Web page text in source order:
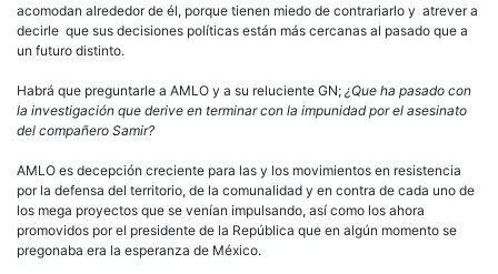
acomodan alrededor de él, porque tienen miedo de contrariarlo y atrever a
decirle que sus decisiones políticas están más cercanas al pasado que a
un futuro distinto.
Habrá que preguntarle a AMLO y a su reluciente GN; ¿Que ha pasado con
la investigación que derive en terminar con la impunidad por el asesinato
del compañero Samir?
AMLO es decepción creciente para las y los movimientos en resistencia
por la defensa del territorio, de la comunalidad y en contra de cada uno de
los mega proyectos que se venían impulsando, así como los ahora
promovidos por el presidente de la República que en algún momento se
pregonaba era la esperanza de México.